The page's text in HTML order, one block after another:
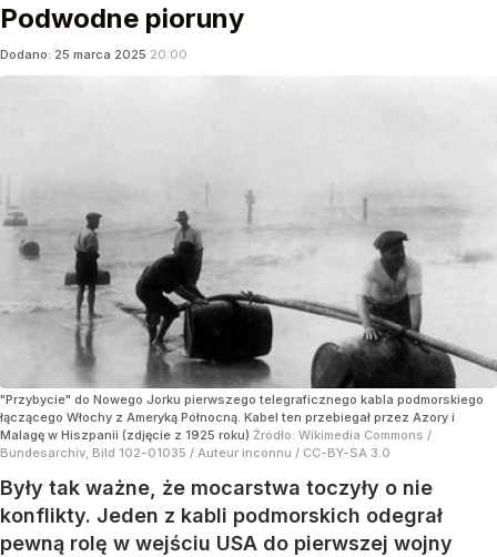
Podwodne pioruny
Dodano: 25 marca 2025 20:00
"Przybycie" do Nowego Jorku pierwszego telegraficznego kabla podmorskiego
łączącego Włochy z Ameryką Północną. Kabel ten przebiegał przez Azory i
Malagę w Hiszpanii (zdjęcie z 1925 roku) Źródło: Wikimedia Commons /
Bundesarchiv, Bild 102-01035 / Auteur inconnu / CC-BY-SA 3.0
Były tak ważne, że mocarstwa toczyły o nie
konflikty. Jeden z kabli podmorskich odegrał
pewną rolę w wejściu USA do pierwszej wojny